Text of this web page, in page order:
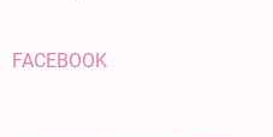
FACEBOOK